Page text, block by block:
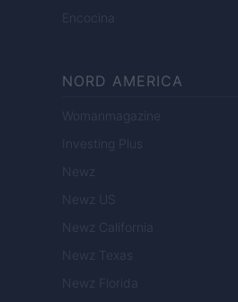
Encocina
NORD AMERICA
Womanmagazine
Investing Plus
Newz
Newz US
Newz California
Newz Texas
Newz Florida